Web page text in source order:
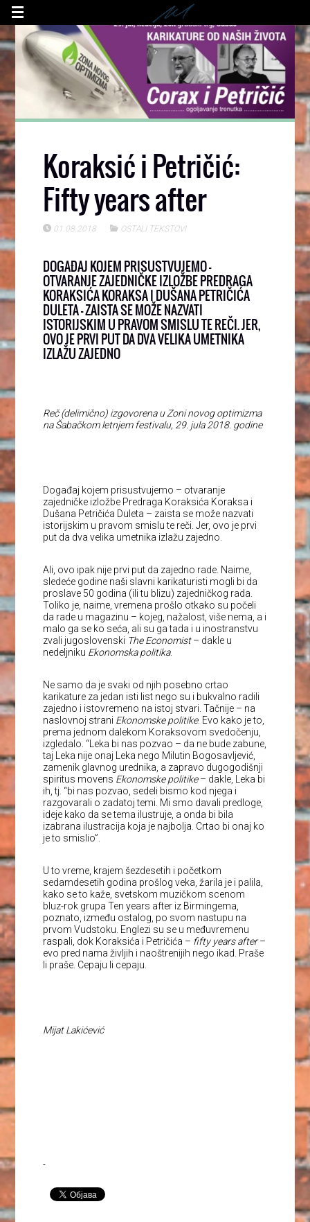
Koraksić i Petričić:
Fifty years after
01.08.2018 OSTALI TEKSTOVI
DOGAĐAJ KOJEM PRISUSTVUJEMO –
OTVARANJE ZAJEDNIČKE IZLOŽBE PREDRAGA
KORAKSIĆA KORAKSA I DUŠANA PETRIČIĆA
DULETA – ZAISTA SE MOŽE NAZVATI
ISTORIJSKIM U PRAVOM SMISLU TE REČI. JER,
OVO JE PRVI PUT DA DVA VELIKA UMETNIKA
IZLAŽU ZAJEDNO
Reč (delimično) izgovorena u Zoni novog optimizma
na Šabačkom letnjem festivalu, 29. jula 2018. godine
Događaj kojem prisustvujemo – otvaranje
zajedničke izložbe Predraga Koraksića Koraksa i
Dušana Petričića Duleta – zaista se može nazvati
istorijskim u pravom smislu te reči. Jer, ovo je prvi
put da dva velika umetnika izlažu zajedno.
Ali, ovo ipak nije prvi put da zajedno rade. Naime,
sledeće godine naši slavni karikaturisti mogli bi da
proslave 50 godina (ili tu blizu) zajedničkog rada.
Toliko je, naime, vremena prošlo otkako su počeli
da rade u magazinu – kojeg, nažalost, više nema, a i
malo ga se ko seća, ali su ga tada i u inostranstvu
zvali jugoslovenski The Economist– dakle u
nedeljniku Ekonomska politika.
Ne samo da je svaki od njih posebno crtao
karikature za jedan isti list nego su i bukvalno radili
zajedno i istovremeno na istoj stvari. Tačnije – na
naslovnoj strani Ekonomske politike. Evo kako je to,
prema jednom dalekom Koraksovom svedočenju,
izgledalo. “Leka bi nas pozvao – da ne bude zabune,
taj Leka nije onaj Leka nego Milutin Bogosavljević,
zamenik glavnog urednika, a zapravo dugogodišnji
spiritus movens Ekonomske politike– dakle, Leka bi
ih, tj. “bi nas pozvao, sedeli bismo kod njega i
razgovarali o zadatoj temi. Mi smo davali predloge,
ideje kako da se tema ilustruje, a onda bi bila
izabrana ilustracija koja je najbolja. Crtao bi onaj ko
je to smislio”.
U to vreme, krajem šezdesetih i početkom
sedamdesetih godina prošlog veka, žarila je i palila,
kako se to kaže, svetskom muzičkom scenom
bluz-rok grupa Ten years after iz Birmingema,
poznato, između ostalog, po svom nastupu na
prvom Vudstoku. Englezi su se u međuvremenu
raspali, dok Koraksića i Petričića – fifty years after–
evo pred nama življih i naoštrenijih nego ikad. Praše
li praše. Cepaju li cepaju.
Mijat Lakićević